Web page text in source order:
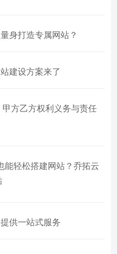
身打造专属网站？
建设方案来了
甲方乙方权利义务与责任
能轻松搭建网站？乔拓云
供一站式服务